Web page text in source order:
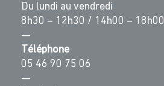
Du lundi au vendredi
8h30 – 12h30 / 14h00 – 18h00
—
Téléphone
05 46 90 75 06
—